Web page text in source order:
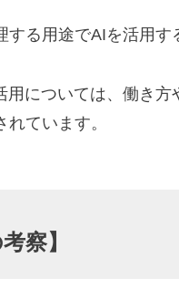
る用途でAIを活用す
用については、働き
ています。
察】